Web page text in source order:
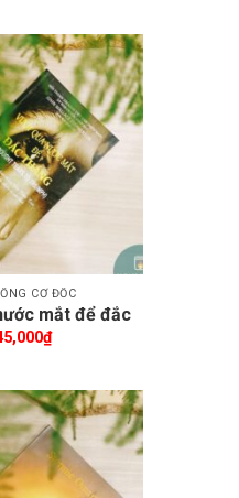
Thêm wishlist
CƠ ĐỐC
mắt để đắc
thắng₫
Thêm wishlist